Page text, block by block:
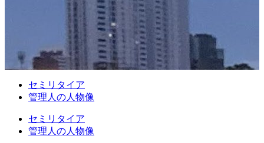
セミリタイア
管理人の人物像
セミリタイア
管理人の人物像